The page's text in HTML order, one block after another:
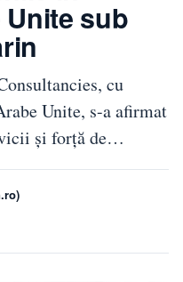
sub
cu
Unite, s-a afirmat
și forță de…